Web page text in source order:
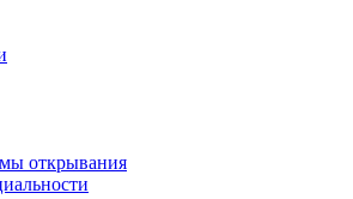
открывания